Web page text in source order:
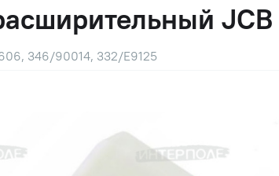
JCB
346/90014, 332/E9125